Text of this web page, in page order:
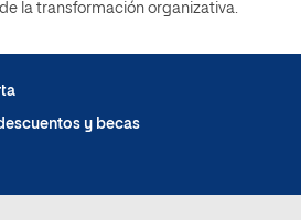
la transformación organizativa.
y becas